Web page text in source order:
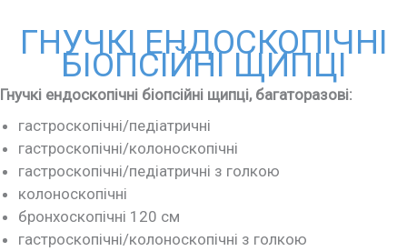
ГНУЧКІ ЕНДОСКОПІЧНІ
БІОПСІЙНІ ЩИПЦІ
Гнучкі ендоскопічні біопсійні щипці, багаторазові:
гастроскопічні/педіатричні
гастроскопічні/колоноскопічні
гастроскопічні/педіатричні з голкою
колоноскопічні
бронхоскопічні 120 см
гастроскопічні/колоноскопічні з голкою